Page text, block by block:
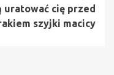
uratować cię przed
szyjki macicy